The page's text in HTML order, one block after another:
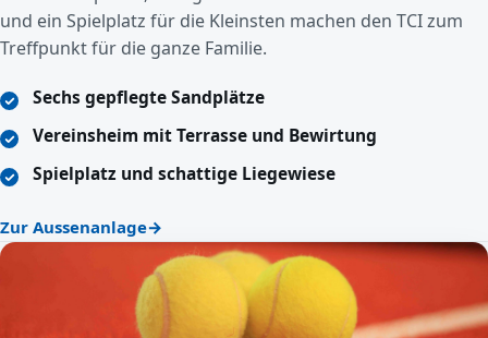
und ein Spielplatz für die Kleinsten machen den TCI zum
Treffpunkt für die ganze Familie.
Sechs gepflegte Sandplätze
Vereinsheim mit Terrasse und Bewirtung
Spielplatz und schattige Liegewiese
Zur Aussenanlage